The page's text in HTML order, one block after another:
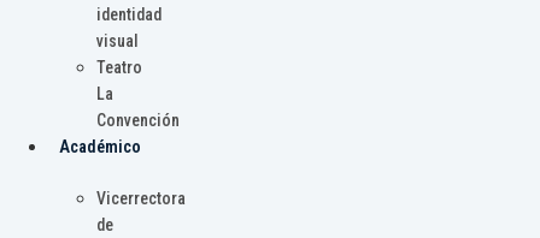
identidad
visual
Teatro
La
Convención
Académico
Vicerrectora
de